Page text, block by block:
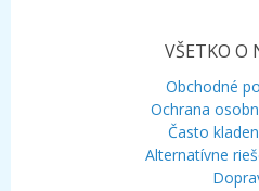
VŠETKO O
Obchodné
Ochrana
Často
Alternatívne